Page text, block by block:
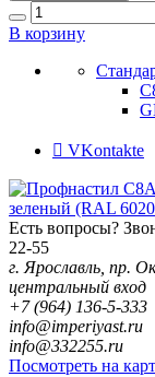
В корзину
VKontakte
Есть вопросы?
22-55
г. Ярославль, пр.
центральный вход
+7 (964) 136-5-333
info@imperiyast.ru
info@332255.ru
Посмотреть на